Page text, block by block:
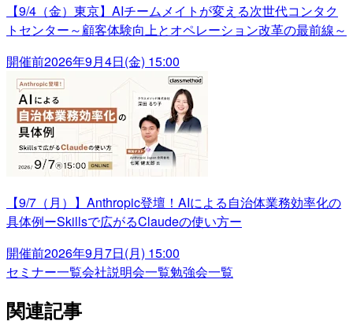
【9/4（金）東京】AIチームメイトが変える次世代コンタク
トセンター～顧客体験向上とオペレーション改革の最前線～
開催前2026年9月4日(金) 15:00
【9/7（月）】Anthropic登壇！AIによる自治体業務効率化の
具体例ーSkillsで広がるClaudeの使い方ー
開催前2026年9月7日(月) 15:00
セミナー一覧会社説明会一覧勉強会一覧
関連記事